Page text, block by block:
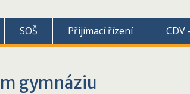
SOŠ Přijímací řízení CDV
gymnáziu